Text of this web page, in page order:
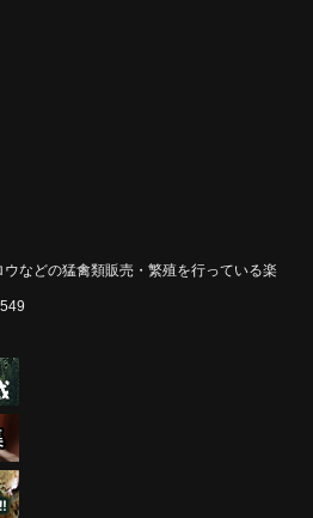
などの猛禽類販売・繁殖を行っている楽